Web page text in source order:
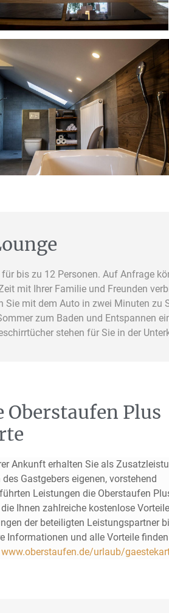
bis zu 12 Personen. Auf Anfrage
mit Ihrer Familie und Freunden
Sie mit dem Auto in zwei Minuten
zum Baden und Entspannen
stehen für Sie in der
Oberstaufen Plus
Ankunft erhalten Sie als
des Gastgebers eigenen, vorstehend
Leistungen die Oberstaufen
die Ihnen zahlreiche kostenlose
der beteiligten Leistungspartner
Informationen und alle Vorteile
www.oberstaufen.de/urlaub/